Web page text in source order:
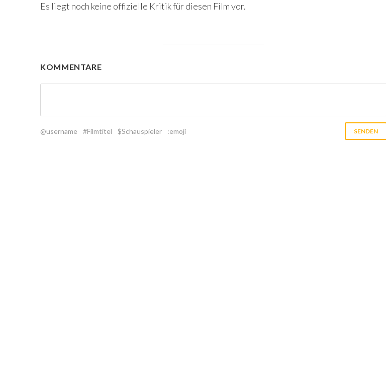
Es liegt noch keine offizielle Kritik für diesen Film vor.
KOMMENTARE
@username #Filmtitel $Schauspieler :emoji